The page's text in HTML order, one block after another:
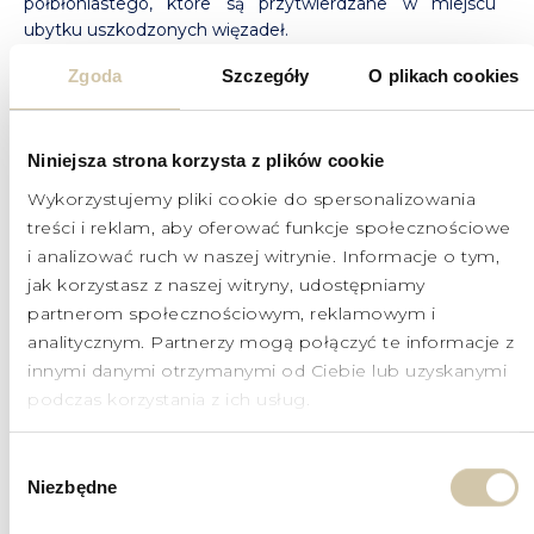
Zgoda Szczegóły O plikach cookies
Niniejsza strona korzysta z plików cookie
Wykorzystujemy pliki cookie do spersonalizowania
treści i reklam, aby oferować funkcje społecznościowe
i analizować ruch w naszej witrynie. Informacje o tym,
jak korzystasz z naszej witryny, udostępniamy
partnerom społecznościowym, reklamowym i
analitycznym. Partnerzy mogą połączyć te informacje z
innymi danymi otrzymanymi od Ciebie lub uzyskanymi
podczas korzystania z ich usług.
zgody
Niezbędne
ubytku uszkodzonych więzadeł.
CZAS TRWANIA ZABIEGU:
60 minut
CZAS REKONWALESCENCJI:
3 miesiące